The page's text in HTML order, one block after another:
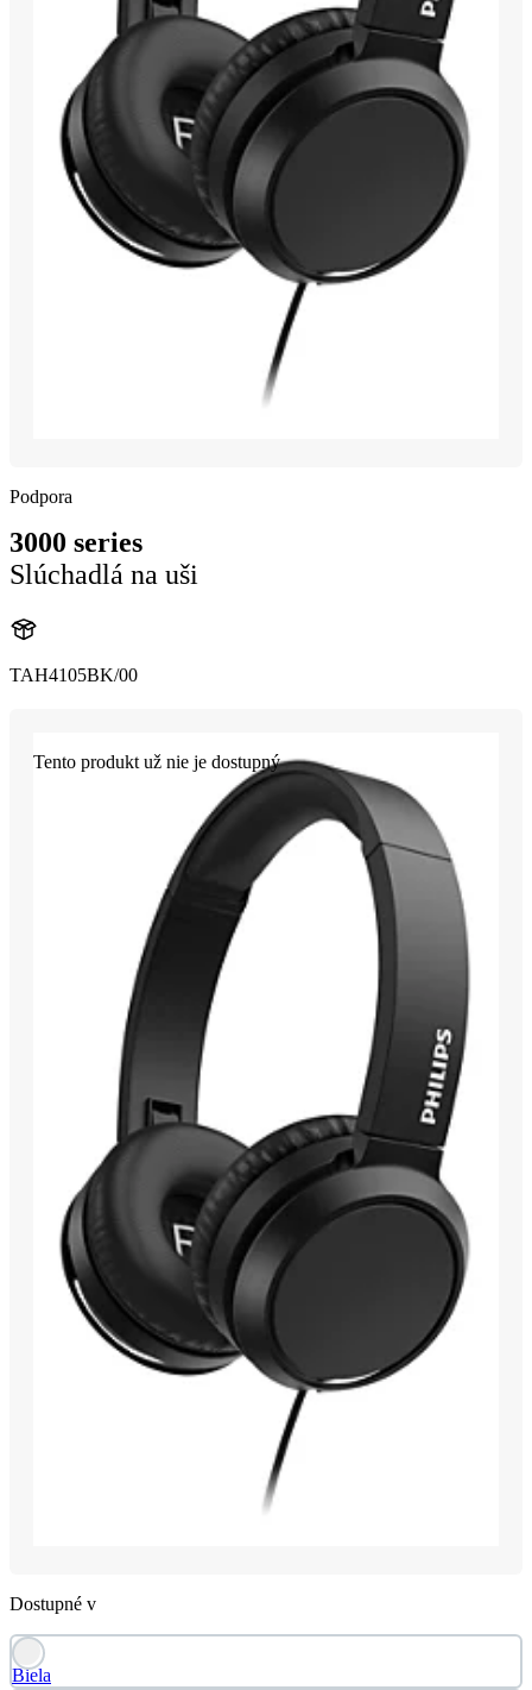
Podpora
3000 series
Slúchadlá na uši
TAH4105BK/00
Tento produkt už nie je dostupný
Dostupné v
Biela